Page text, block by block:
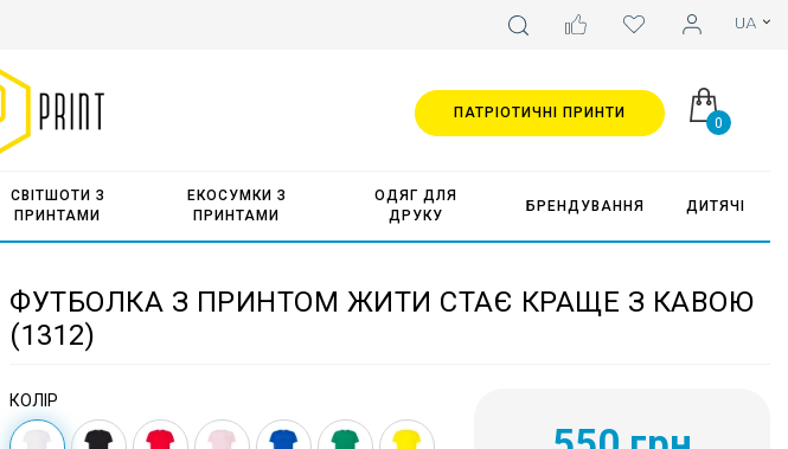
0
СВІТШОТИ З
ПРИНТАМИ
ЕКОСУМКИ З
ПРИНТАМИ
ОДЯГ ДЛЯ
ДРУКУ
БРЕНДУВАННЯ ДИТЯЧІ
ПАТРІОТИЧНІ ПРИНТИ
ФУТБОЛКА З ПРИНТОМ ЖИТИ СТАЄ КРАЩЕ З КАВОЮ
(1312)
КОЛІР